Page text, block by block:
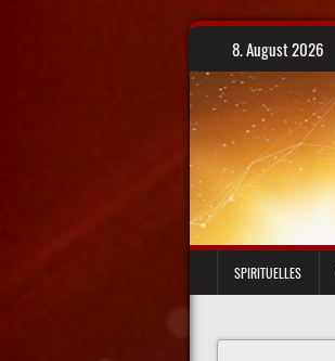
Skip
content
8. August 2026
SPIRITUELLES